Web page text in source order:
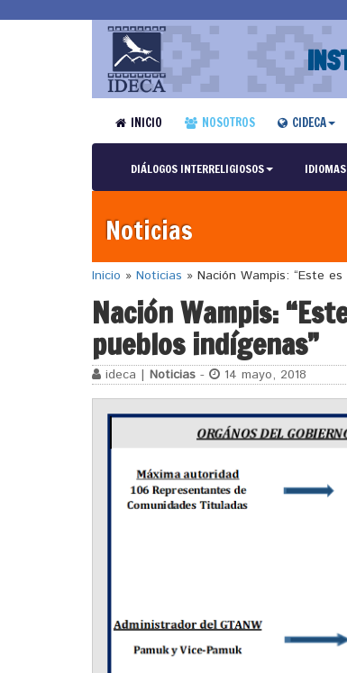
INICIO NOSOTROS CIDECA
DIÁLOGOS INTERRELIGIOSOS
Noticias
Inicio » Noticias » Nación Wampis: “Este
Nación Wampis:
pueblos indígenas”
ideca | Noticias - 14 mayo, 2018